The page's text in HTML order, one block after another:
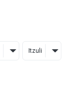
Itzuli